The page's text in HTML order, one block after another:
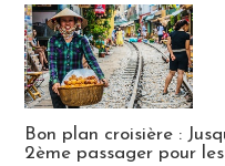
Bon plan croisière :
2ème passager pour